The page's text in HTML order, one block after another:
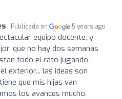
Publicada en 5 years ago
equipo docente, y
que no hay dos semanas
todo el rato jugando,
exterior... las ideas son
que mis hijas van
los avances mucho.